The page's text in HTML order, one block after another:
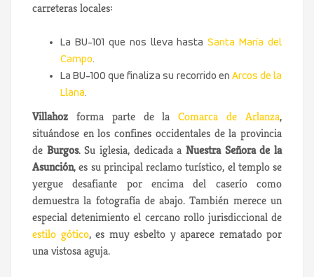
carreteras locales:
La BU-101 que nos lleva hastaSanta María del
Campo.
La BU-100 que finaliza su recorrido en Arcos de la
Llana.
Villahoz forma parte de laComarca de Arlanza,
situándose en los confines occidentales de la provincia
de Burgos. Su iglesia, dedicada aNuestra Señora de la
Asunción, es su principal reclamo turístico, el templo se
yergue desafiante por encima del caserío como
demuestra la fotografía de abajo. También merece un
especial detenimiento el cercano rollo jurisdiccional de
estilo gótico, es muy esbelto y aparece rematado por
una vistosa aguja.